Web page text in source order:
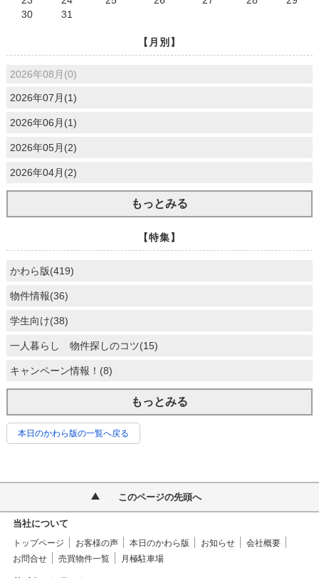
30
31
【月別】
2026年08月(0)
2026年07月(1)
2026年06月(1)
2026年05月(2)
2026年04月(2)
もっとみる
【特集】
かわら版(419)
物件情報(36)
学生向け(38)
一人暮らし 物件探しのコツ(15)
キャンペーン情報！(8)
もっとみる
本日のかわら版の一覧へ戻る
このページの先頭へ
当社について
トップページ お客様の声 本日のかわら版 お知らせ
会社概要
お問合せ
売買物件一覧 月極駐車場